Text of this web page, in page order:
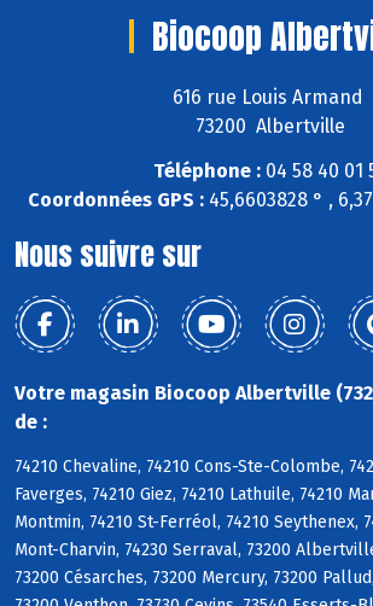
Biocoop
616 rue Louis Armand
73200 Albertville
Téléphone :04 58 40 01
Coordonnées GPS : 45,6603828 ° ,
Nous suivre sur
Votre magasin Biocoop Albertville
de :
74210 Chevaline, 74210 Cons-Ste-Colombe,
Faverges, 74210 Giez, 74210 Lathuile, 74210
Montmin, 74210 St-Ferréol, 74210 Seythenex,
Mont-Charvin, 74230 Serraval, 73200
73200 Césarches, 73200 Mercury, 73200